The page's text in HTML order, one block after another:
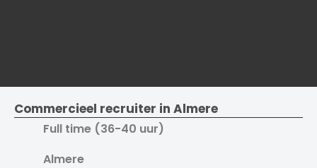
Commercieel recruiter in Almere
Full time (36-40 uur)
Almere